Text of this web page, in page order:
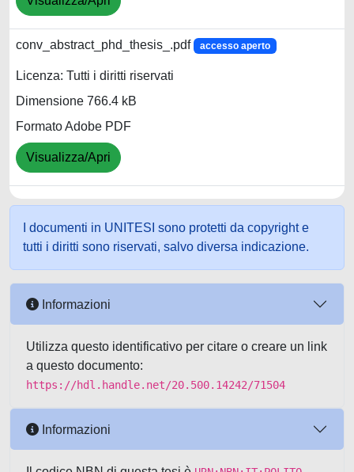
conv_abstract_phd_thesis_.pdf accesso aperto
Licenza: Tutti i diritti riservati
Dimensione 766.4 kB
Formato Adobe PDF
Visualizza/Apri
I documenti in UNITESI sono protetti da copyright e
tutti i diritti sono riservati, salvo diversa indicazione.
Informazioni
Utilizza questo identificativo per citare o creare un link
a questo documento:
https://hdl.handle.net/20.500.14242/71504
Informazioni